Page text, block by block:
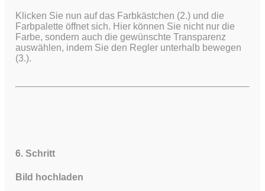
Klicken Sie nun auf das Farbkästchen (2.) und die
Farbpalette öffnet sich. Hier können Sie nicht nur die
Farbe, sondern auch die gewünschte Transparenz
auswählen, indem Sie den Regler unterhalb bewegen
(3.).
6. Schritt
Bild hochladen